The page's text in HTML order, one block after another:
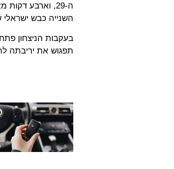
ה-29, וארבע
השנייה כבש ישראלי
בעקבות הניצחון
תפגוש את יריבתה